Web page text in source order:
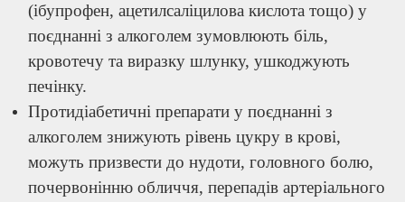
(ібупрофен, ацетилсаліцилова кислота тощо) у
поєднанні з алкоголем зумовлюють біль,
кровотечу та виразку шлунку, ушкоджують
печінку.
Протидіабетичні препарати у поєднанні з
алкоголем знижують рівень цукру в крові,
можуть призвести до нудоти, головного болю,
почервонінню обличчя, перепадів артеріального